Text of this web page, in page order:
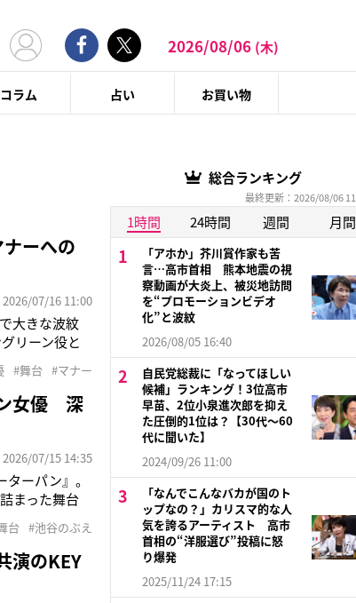
2026/08/06 (木)
コラム 占い お買い物
ーへの
2026/07/16 11:00
大きな波紋
リーン役と
ね。舞台上
#舞台 #マナー
ン女優 深
2026/07/15 14:35
ーパン』。
まった舞台
NHK）で旅
台 #池谷のぶえ
演のKEY
総合ランキング
最終更新：2026/08/06
1時間 24時間 週間 月間
「アホか」芥川賞作家も苦
言…高市首相 熊本地震の視
察動画が大炎上、被災地訪問
を“プロモーションビデオ
化”と波紋
2026/08/05 16:40
自民党総裁に「なってほしい
候補」ランキング！3位高市
早苗、2位小泉進次郎を抑え
た圧倒的1位は？【30代〜60
代に聞いた】
2024/09/26 11:00
「なんでこんなバカが国のト
ップなの？」カリスマ的な人
気を誇るアーティスト 高市
首相の“洋服選び”投稿に怒
り爆発
2025/11/24 17:15